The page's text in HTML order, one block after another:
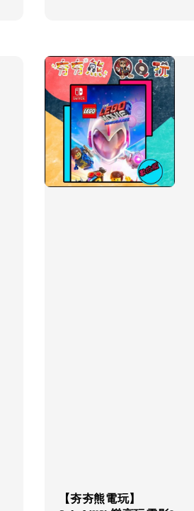
【夯夯熊電玩】